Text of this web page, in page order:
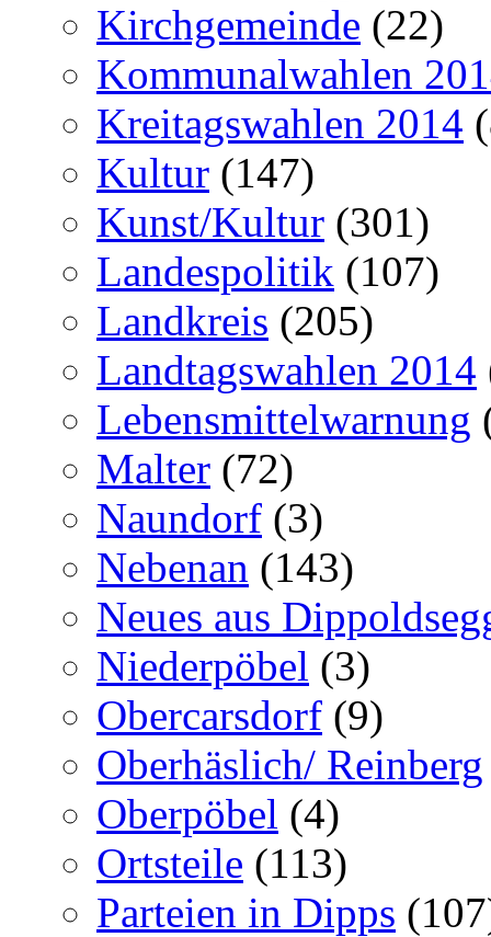
Kirchgemeinde (22)
Kommunalwahlen
Kreitagswahlen 2014
Kultur (147)
Kunst/Kultur (301)
Landespolitik (107)
Landkreis (205)
Landtagswahlen 2014
Lebensmittelwarnung
Malter (72)
Naundorf (3)
Nebenan (143)
Neues aus
Niederpöbel (3)
Obercarsdorf (9)
Oberhäslich/ Reinberg
Oberpöbel (4)
Ortsteile (113)
Parteien in Dipps